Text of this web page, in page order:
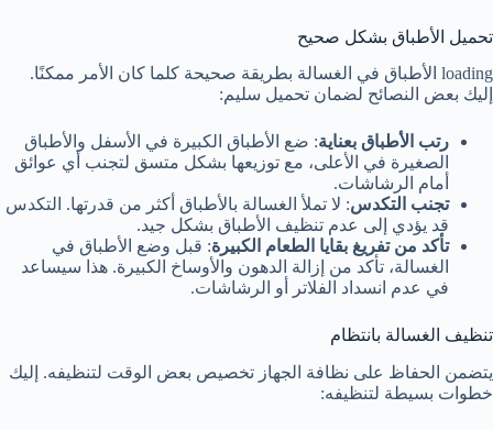
تحميل الأطباق بشكل صحيح
loading الأطباق في الغسالة بطريقة صحيحة كلما كان الأمر ممكنًا.
إليك بعض النصائح لضمان تحميل سليم:
رتب الأطباق بعناية: ضع الأطباق الكبيرة في الأسفل والأطباق
الصغيرة في الأعلى، مع توزيعها بشكل متسق لتجنب أي عوائق
أمام الرشاشات.
تجنب التكدس: لا تملأ الغسالة بالأطباق أكثر من قدرتها. التكدس
قد يؤدي إلى عدم تنظيف الأطباق بشكل جيد.
تأكد من تفريغ بقايا الطعام الكبيرة: قبل وضع الأطباق في
الغسالة، تأكد من إزالة الدهون والأوساخ الكبيرة. هذا سيساعد
في عدم انسداد الفلاتر أو الرشاشات.
تنظيف الغسالة بانتظام
يتضمن الحفاظ على نظافة الجهاز تخصيص بعض الوقت لتنظيفه. إليك
خطوات بسيطة لتنظيفه: